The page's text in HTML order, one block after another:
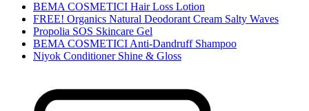
BEMA COSMETICI Hair Loss Lotion
FREE! Organics Natural Deodorant Cream Salty Waves
Propolia SOS Skincare Gel
BEMA COSMETICI Anti-Dandruff Shampoo
Niyok Conditioner Shine & Gloss